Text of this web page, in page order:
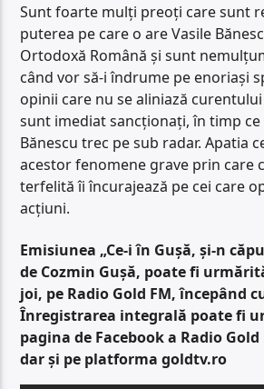
Sunt foarte mulți preoți care sunt
puterea pe care o are Vasile
Ortodoxă Română și sunt
când vor să-i îndrume pe enoriași
opinii care nu se aliniază
sunt imediat sancționați, în timp
Bănescu trec pe sub radar. Apatia
acestor fenomene grave prin care
terfelită îi încurajează pe cei care
acțiuni.
Emisiunea „Ce-i în Gușă, și-n
de Cozmin Gușă, poate fi
joi, pe Radio Gold FM, începând
Înregistrarea integrală poate fi
pagina de Facebook a Radio
dar și pe platforma goldtv.ro